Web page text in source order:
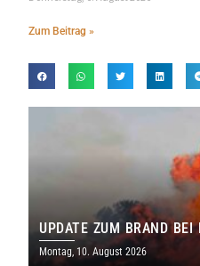
Zum Beitrag »
UPDATE ZUM BRAND BEI
Montag, 10. August 2026